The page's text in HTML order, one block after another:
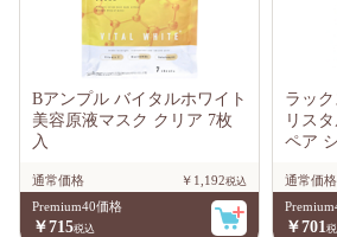
Bアンプル バイタルホワイト
美容原液マスク クリア 7枚
入
通常価格
￥1,192
Premium40価格
￥715
ラッ
リス
ペア
通常価格
￥701